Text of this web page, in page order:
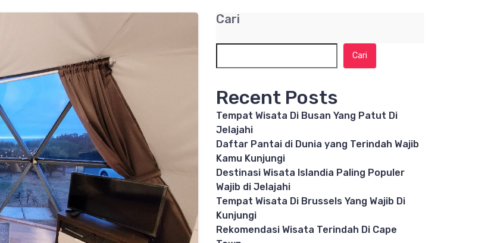
Cari
Cari
Recent Posts
Tempat Wisata Di Busan Yang Patut Di
Jelajahi
Daftar Pantai di Dunia yang Terindah Wajib
Kamu Kunjungi
Destinasi Wisata Islandia Paling Populer
Wajib di Jelajahi
Tempat Wisata Di Brussels Yang Wajib Di
Kunjungi
Rekomendasi Wisata Terindah Di Cape